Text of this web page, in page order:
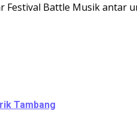
Festival Battle Musik
Tambang